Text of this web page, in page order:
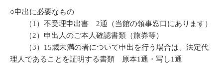
○申出に必要なもの
（1）不受理申出書 2通（当館の領事窓口にあります）
（2）申出人のご本人確認書類（旅券等）
（3）15歳未満の者について申出を行う場合は、法定代
理人であることを証明する書類 原本1通・写し1通